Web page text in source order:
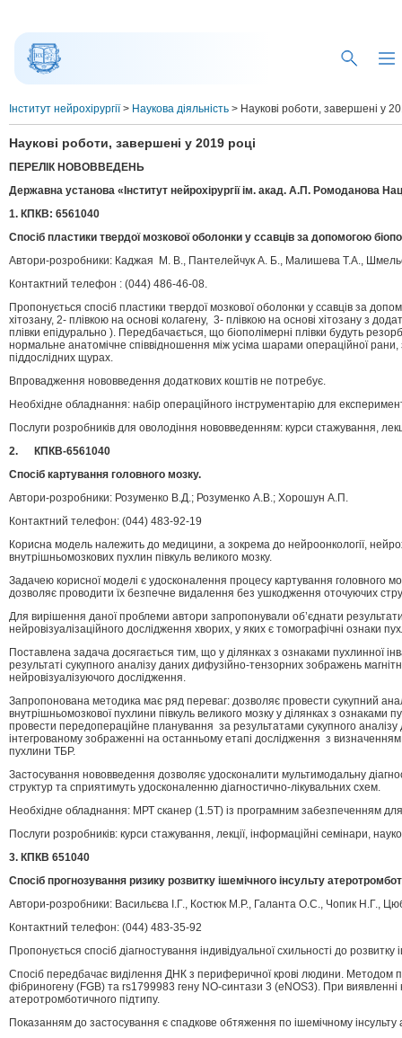
Інститут нейрохірургії> Наукова діяльність > Наукові роботи, завершені у
Наукові роботи, завершені у 2019 році
ПЕРЕЛІК НОВОВВЕДЕНЬ
Державна установа «Інститут нейрохірургії ім. акад. А.П. Ромоданова
1. КПКВ: 6561040
Спосіб пластики твердої мозкової оболонки у ссавців за допомогою
Автори-розробники: Каджая М. В., Пантелейчук А. Б., Малишева Т.А.,
Контактний телефон : (044) 486-46-08.
Пропонується спосіб пластики твердої мозкової оболонки у ссавців за
хітозану, 2- плівкою на основі колагену, 3- плівкою на основі хітозану з
плівки епідурально ). Передбачається, що біополімерні плівки будуть
нормальне анатомічне співвідношення між усіма шарами операційної
піддослідних щурах.
Впровадження нововведення додаткових коштів не потребує.
Необхідне обладнання: набір операційного інструментарію для
Послуги розробників для оволодіння нововведенням: курси стажування,
2. КПКВ-6561040
Спосіб картування головного мозку.
Автори-розробники: Розуменко В.Д.; Розуменко А.В.; Хорошун А.П.
Контактний телефон: (044) 483-92-19
Корисна модель належить до медицини, а зокрема до нейроонкології,
внутрішньомозкових пухлин півкуль великого мозку.
Задачею корисної моделі є удосконалення процесу картування головного
дозволяє проводити їх безпечне видалення без ушкодження оточуючих
Для вирішення даної проблеми автори запропонували об’єднати
нейровізуалізаційного дослідження хворих, у яких є томографічні ознаки
Поставлена задача досягається тим, що у ділянках з ознаками пухлинної
результаті сукупного аналізу даних дифузійно-тензорних зображень
нейровізуалізуючого дослідження.
Запропонована методика має ряд переваг: дозволяє провести сукупний
внутрішньомозкової пухлини півкуль великого мозку у ділянках з
провести передопераційне планування за результатами сукупного
інтегрованому зображенні на останньому етапі дослідження з
пухлини ТБР.
Застосування нововведення дозволяє удосконалити мультимодальну
структур та сприятимуть удосконаленню діагностично-лікувальних схем.
Необхідне обладнання: МРТ сканер (1.5Т) із програмним забезпеченням
Послуги розробників: курси стажування, лекції, інформаційні семінари,
3. КПКВ 651040
Спосіб прогнозування ризику розвитку ішемічного інсульту
Автори-розробники: Васильєва І.Г., Костюк М.Р., Галанта О.С., Чопик Н.Г.,
Контактний телефон: (044) 483-35-92
Пропонується спосіб діагностування індивідуальної схильності до
Спосіб передбачає виділення ДНК з периферичної крові людини. Методом
фібриногену (FGB) та rs1799983 гену NO-синтази 3 (eNOS3). При виявленні
атеротромботичного підтипу.
Показанням до застосування є спадкове обтяження по ішемічному